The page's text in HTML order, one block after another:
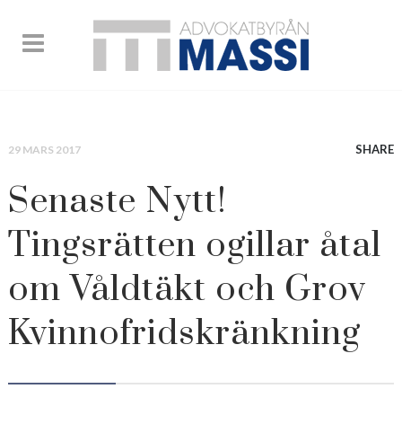
29 MARS 2017 SHARE
Senaste Nytt!
Tingsrätten ogillar åtal
om Våldtäkt och Grov
Kvinnofridskränkning